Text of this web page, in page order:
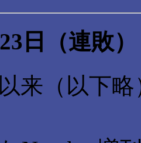
日（連敗）
来（以下